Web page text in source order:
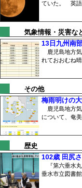
ていた。 英
気象情報・災害な
13日九州南
鹿児島地方気
れておおむね
その他
梅雨明けの
鹿児島地方
について、奄
歴史
102歳 田尻
『第六垂水丸
垂水市立図書